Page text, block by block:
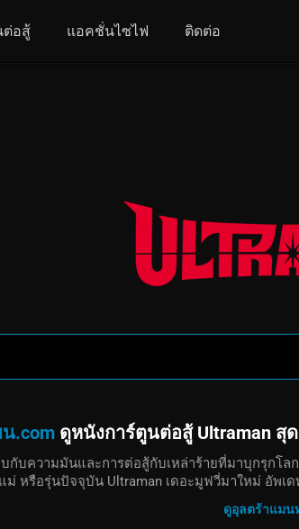
ต่อสู้ แอคชั่นไซไฟ ติดต่อ
.comดูหนังการ์ตูนต่อสู้ Ultraman สุ
บความมันและการต่อสู้กับเหล่าร้ายที่มาบุกรุกโ
ม่ หรือรุ่นปัจจุบัน Ultraman เดอะมูฟวี่มาใหม่ อัพเ
ดูอุลตร้าแมน